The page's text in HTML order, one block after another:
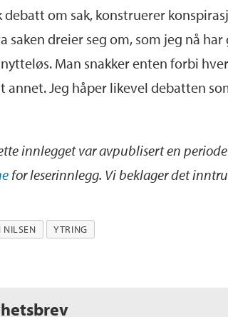
om sak, konstruerer
saken dreier seg om, som jeg nå
Man snakker enten forbi
annet. Jeg håper likevel debatten
innlegget var avpublisert en
for leserinnlegg. Vi beklager det
NILSEN YTRING